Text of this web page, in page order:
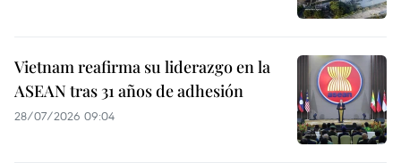
Vietnam reafirma su liderazgo en la
ASEAN tras 31 años de adhesión
28/07/2026 09:04